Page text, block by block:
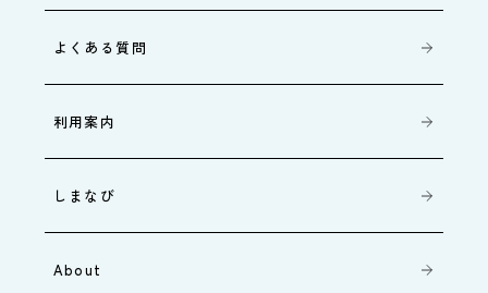
よくある質問
利用案内
しまなび
About